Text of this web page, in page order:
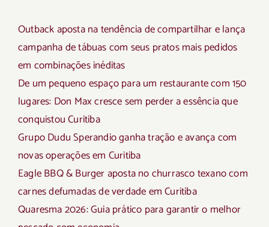
Outback aposta na tendência de compartilhar e lança
campanha de tábuas com seus pratos mais pedidos
em combinações inéditas
De um pequeno espaço para um restaurante com 150
lugares: Don Max cresce sem perder a essência que
conquistou Curitiba
Grupo Dudu Sperandio ganha tração e avança com
novas operações em Curitiba
Eagle BBQ & Burger aposta no churrasco texano com
carnes defumadas de verdade em Curitiba
Quaresma 2026: Guia prático para garantir o melhor